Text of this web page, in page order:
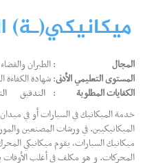
ميكانيكي(ـة)
المجال
: الطيران والفضاء
المستوى التعليمي الأدنى: شهادة الكفاءة
الكفايات المطلوبة
: التدقيق
خدمة الميكانيك في السيارات أو في
الميكانيكيين. في ورشات المصنعين
ميكانيك السيارات، يقوم ميكانيكي
المحركات. و هو مكلف في أغلب الأوقات